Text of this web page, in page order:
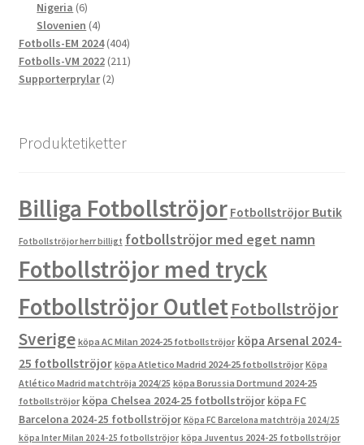
produkter
Nigeria 66
produkter
Slovenien 44
produkter
Fotbolls-EM 2024 404404
produkter
Fotbolls-VM 2022 211211
Supporterprylar 22
Produktetiketter
Billiga Fotbollströjor Fotbollströjor Butik
Fotbollströjor herr billigt fotbollströjor med eget namn
Fotbollströjor med tryck
Fotbollströjor OutletFotbollströjor
Sverige köpa AC Milan 2024-25 fotbollströjor köpa Arsenal 2024-
25 fotbollströjor köpa Atletico Madrid 2024-25 fotbollströjor Köpa
Atlético Madrid matchtröja 2024/25 köpa Borussia Dortmund 2024-25
fotbollströjor köpa Chelsea 2024-25 fotbollströjor köpa FC
Barcelona 2024-25 fotbollströjor Köpa FC Barcelona matchtröja 2024/25
köpa Inter Milan 2024-25 fotbollströjor köpa Juventus 2024-25 fotbollströjor